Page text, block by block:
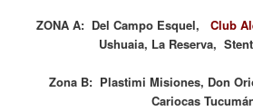
ZONA A: Del Campo Esquel, Club
Ushuaia, La Reserva,
Zona B: Plastimi Misiones, Don
Cariocas